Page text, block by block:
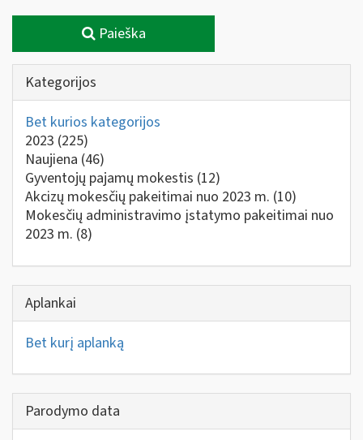
Paieška
Kategorijos
Bet kurios kategorijos
2023 (225)
Naujiena (46)
Gyventojų pajamų mokestis (12)
Akcizų mokesčių pakeitimai nuo 2023 m. (10)
Mokesčių administravimo įstatymo pakeitimai nuo
2023 m. (8)
Aplankai
Bet kurį aplanką
Parodymo data